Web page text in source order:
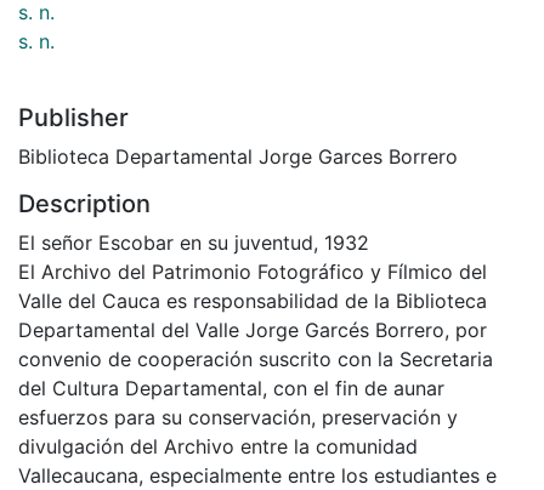
s. n.
s. n.
Publisher
Biblioteca Departamental Jorge Garces Borrero
Description
El señor Escobar en su juventud, 1932
El Archivo del Patrimonio Fotográfico y Fílmico del
Valle del Cauca es responsabilidad de la Biblioteca
Departamental del Valle Jorge Garcés Borrero, por
convenio de cooperación suscrito con la Secretaria
del Cultura Departamental, con el fin de aunar
esfuerzos para su conservación, preservación y
divulgación del Archivo entre la comunidad
Vallecaucana, especialmente entre los estudiantes e